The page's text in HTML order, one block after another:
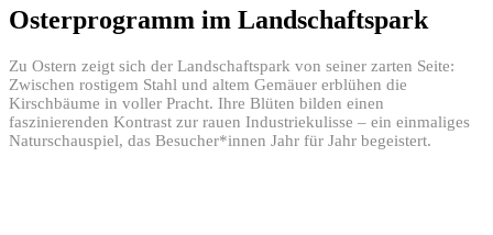
Osterprogramm im Landschaftspark
Zu Ostern zeigt sich der Landschaftspark von seiner zarten Seite:
Zwischen rostigem Stahl und altem Gemäuer erblühen die
Kirschbäume in voller Pracht. Ihre Blüten bilden einen
faszinierenden Kontrast zur rauen Industriekulisse – ein einmaliges
Naturschauspiel, das Besucher*innen Jahr für Jahr begeistert.